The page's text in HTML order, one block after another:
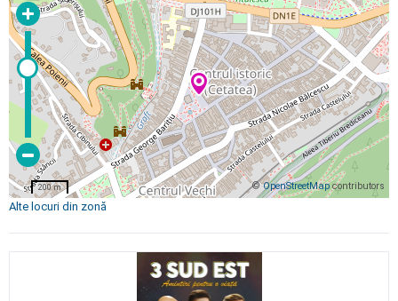
©OpenStreetMapcontributors
200 m
Alte locuri din zonă